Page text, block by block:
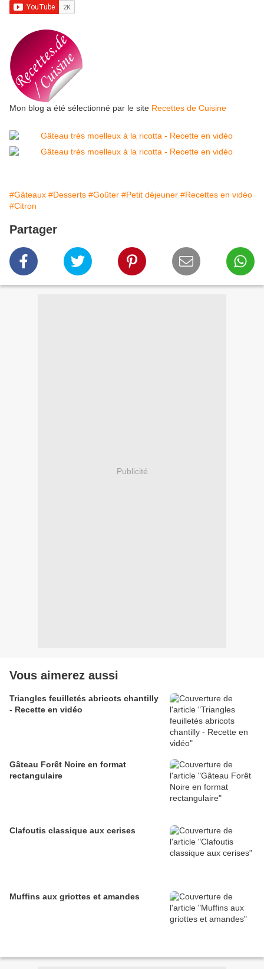
Mon blog a été sélectionné par le site Recettes de Cuisine
#Gâteaux #Desserts #Goûter #Petit déjeuner #Recettes en vidéo
#Citron
Partager
Publicité
Vous aimerez aussi
Triangles feuilletés abricots chantilly
- Recette en vidéo
Gâteau Forêt Noire en format
rectangulaire
Clafoutis classique aux cerises
Muffins aux griottes et amandes